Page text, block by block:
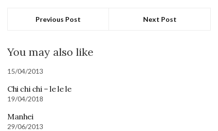
Previous Post Next Post
You may also like
15/04/2013
Chi chi chi – le le le
19/04/2018
Manhei
29/06/2013